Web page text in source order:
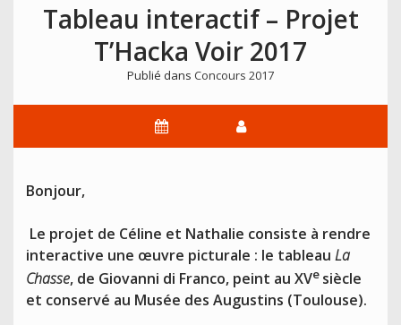
RESSOURCES
CONTACT
Tableau interactif – Projet
T’Hacka Voir 2017
Publié dans Concours 2017
Bonjour,
Le projet de Céline et Nathalie consiste à rendre
interactive une œuvre picturale : le tableau La
Chasse, de Giovanni di Franco, peint au XVe siècle
et conservé au Musée des Augustins (Toulouse).